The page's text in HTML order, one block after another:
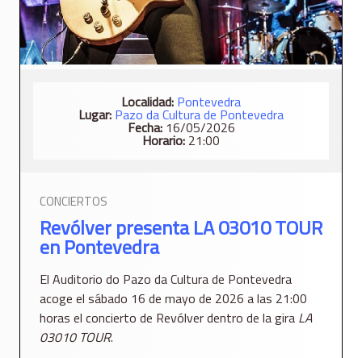
Localidad: Pontevedra
Lugar: Pazo da Cultura de Pontevedra
Fecha:16/05/2026
Horario: 21:00
CONCIERTOS
Revólver presenta LA 03010 TOUR
en Pontevedra
El Auditorio do Pazo da Cultura de Pontevedra
acoge el sábado 16 de mayo de 2026 a las 21:00
horas el concierto de Revólverdentro de la gira LA
03010 TOUR.